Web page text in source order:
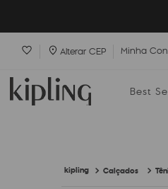
Alterar CEP Minha
Best
Best Sellers
Calçados